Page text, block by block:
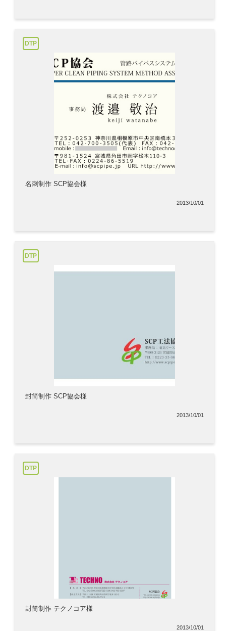
DTP
名刺制作 SCP協会様
2013/10/01
DTP
封筒制作 SCP協会様
2013/10/01
DTP
封筒制作 テクノコア様
2013/10/01